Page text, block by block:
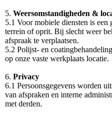
5. Weersomstandigheden &
5.1 Voor mobiele diensten is een
terrein of oprit. Bij slecht weer
afspraak te verplaatsen.
5.2 Polijst- en
op onze vaste werkplaats locatie.
6. Privacy
6.1 Persoonsgegevens worden
van afspraken en interne
met derden.